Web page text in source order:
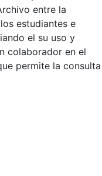
entre la
estudiantes e
el su uso y
colaborador en el
permite la consulta